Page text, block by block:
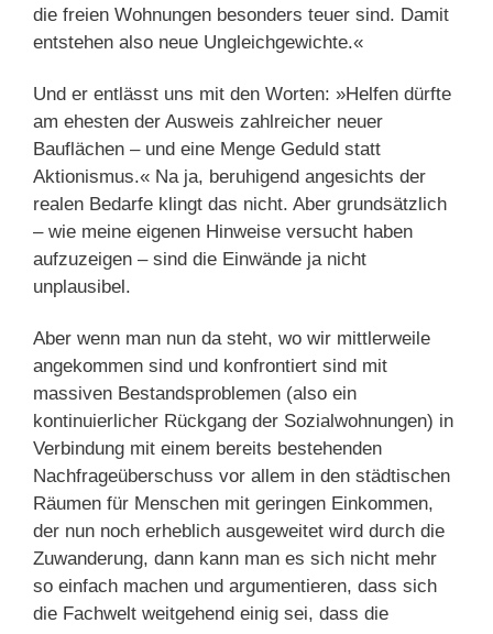
die freien Wohnungen besonders teuer sind. Damit
entstehen also neue Ungleichgewichte.«
Und er entlässt uns mit den Worten: »Helfen dürfte
am ehesten der Ausweis zahlreicher neuer
Bauflächen – und eine Menge Geduld statt
Aktionismus.« Na ja, beruhigend angesichts der
realen Bedarfe klingt das nicht. Aber grundsätzlich
– wie meine eigenen Hinweise versucht haben
aufzuzeigen – sind die Einwände ja nicht
unplausibel.
Aber wenn man nun da steht, wo wir mittlerweile
angekommen sind und konfrontiert sind mit
massiven Bestandsproblemen (also ein
kontinuierlicher Rückgang der Sozialwohnungen) in
Verbindung mit einem bereits bestehenden
Nachfrageüberschuss vor allem in den städtischen
Räumen für Menschen mit geringen Einkommen,
der nun noch erheblich ausgeweitet wird durch die
Zuwanderung, dann kann man es sich nicht mehr
so einfach machen und argumentieren, dass sich
die Fachwelt weitgehend einig sei, dass die